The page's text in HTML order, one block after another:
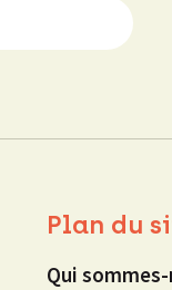
Plan du
Qui